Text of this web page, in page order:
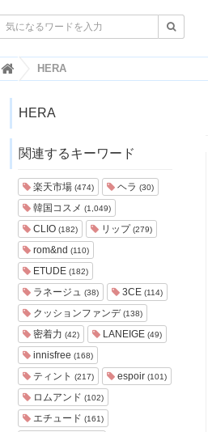
韓
国
レ
情
・
韓
国
ま
と
め
J
O
H
ジ
ョ
ア
HERA
HERA
関連するキーワード
楽天市場 (474) ヘラ (30)
韓国コスメ (1,049)
CLIO (182) リップ(279)
rom&nd (110)
ETUDE (182)
ラネージュ (38) 3CE (114)
クッションファンデ(138)
密着力 (42) LANEIGE (49)
innisfree (168)
ティント (217) espoir (101)
ロムアンド (102)
エチュード (161)